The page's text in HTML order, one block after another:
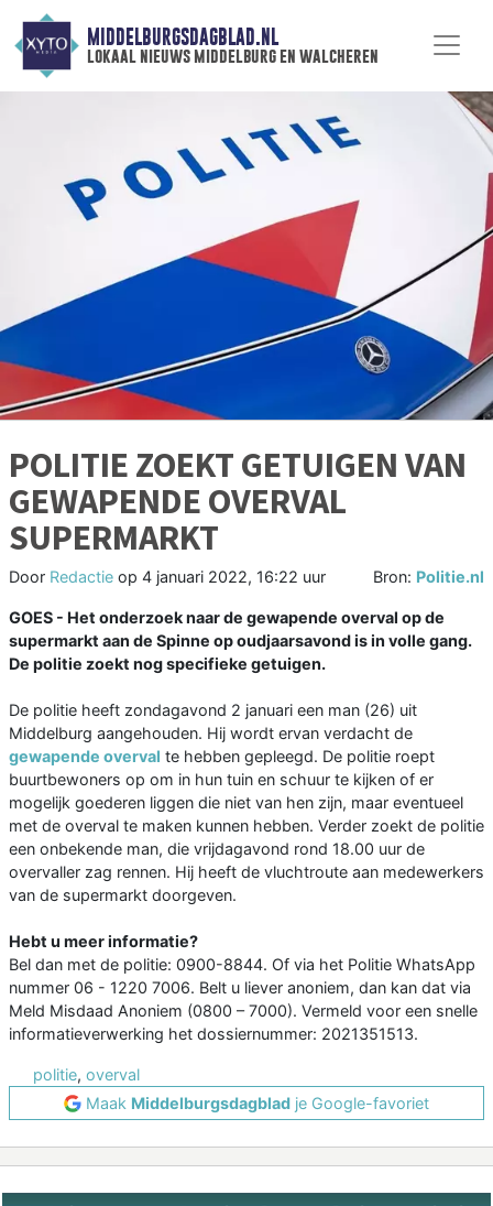
MIDDELBURGSDAGBLAD.NL
lokaal nieuws middelburg en walcheren
POLITIE ZOEKT GETUIGEN VAN
GEWAPENDE OVERVAL
SUPERMARKT
Door Redactie op 4 januari 2022, 16:22 uur Bron: Politie.nl
GOES - Het onderzoek naar de gewapende overval op de
supermarkt aan de Spinne op oudjaarsavond is in volle gang.
De politie zoekt nog specifieke getuigen.
De politie heeft zondagavond 2 januari een man (26) uit
Middelburg aangehouden. Hij wordt ervan verdacht de
gewapende overval te hebben gepleegd. De politie roept
buurtbewoners op om in hun tuin en schuur te kijken of er
mogelijk goederen liggen die niet van hen zijn, maar eventueel
met de overval te maken kunnen hebben. Verder zoekt de politie
een onbekende man, die vrijdagavond rond 18.00 uur de
overvaller zag rennen. Hij heeft de vluchtroute aan medewerkers
van de supermarkt doorgeven.
Hebt u meer informatie?
Bel dan met de politie: 0900-8844. Of via het Politie WhatsApp
nummer 06 - 1220 7006. Belt u liever anoniem, dan kan dat via
Meld Misdaad Anoniem (0800 – 7000). Vermeld voor een snelle
informatieverwerking het dossiernummer: 2021351513.
politie, overval
Maak Middelburgsdagblad je Google-favoriet